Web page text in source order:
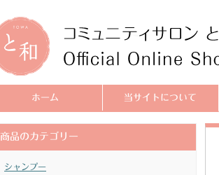
ホーム 当サイトについて
商品のカテゴリー
シャンプー